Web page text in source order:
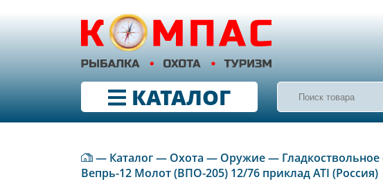
КАТАЛОГ
— Каталог— Охота — Оружие—
Вепрь-12 Молот (ВПО-205) 12/76 приклад ATI (Россия)